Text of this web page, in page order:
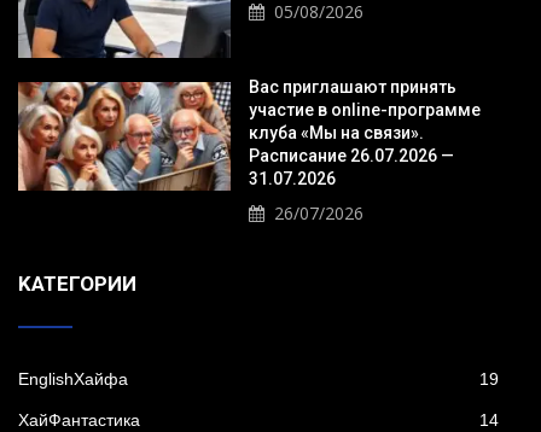
05/08/2026
Вас приглашают принять
участие в online-программе
клуба «Мы на связи».
Расписание 26.07.2026 —
31.07.2026
26/07/2026
KАТЕГОРИИ
EnglishХайфа 19
XайФантастика 14